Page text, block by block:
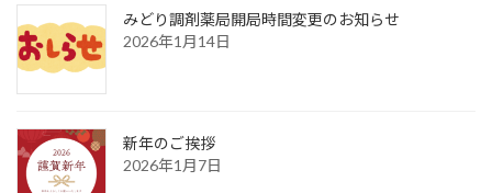
みどり調剤薬局開局時間変更のお知らせ
2026年1月14日
新年のご挨拶
2026年1月7日